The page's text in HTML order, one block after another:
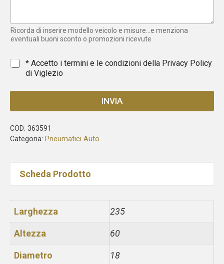
e
s
Ricorda di inserire modello veicolo e misure...e menziona
eventuali buoni sconto o promozioni ricevute
* * Accetto i termini e le condizioni della Privacy Policy
di Viglezio
INVIA
COD: 363591
Categoria: Pneumatici Auto
Scheda Prodotto
Larghezza 235
Altezza 60
Diametro 18